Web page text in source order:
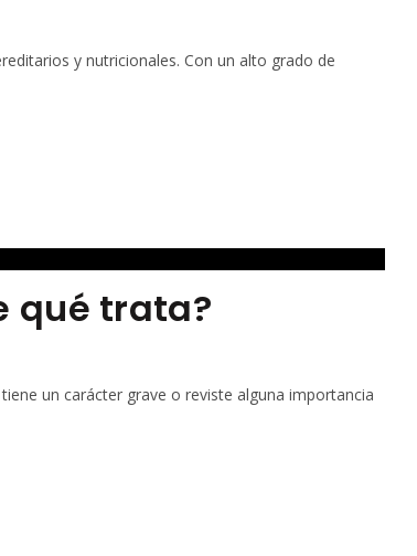
y nutricionales. Con un alto grado de
qué trata?
un carácter grave o reviste alguna importancia